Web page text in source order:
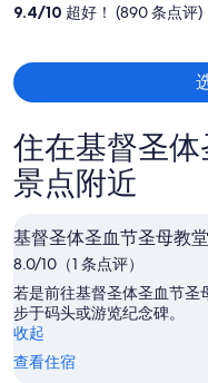
9.4/10 超好！ (890 条点评)
住在基督圣
景点附近
基督圣体圣血节圣母教堂
8.0/10（1 条点评）
若是前往基督圣体圣血节圣
步于码头或游览纪念碑。
收起
查看住宿